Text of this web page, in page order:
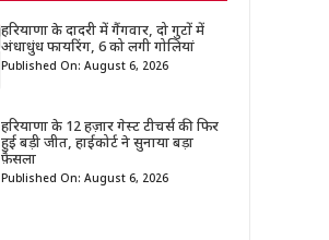
हरियाणा के दादरी में गैंगवार, दो गुटों में
अंधाधुंध फायरिंग, 6 को लगी गोलियां
Published On: August 6, 2026
हरियाणा के 12 हज़ार गेस्ट टीचर्स की फिर
हुई बड़ी जीत, हाईकोर्ट ने सुनाया बड़ा
फ़ैसला
Published On: August 6, 2026